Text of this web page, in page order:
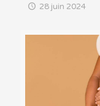
28 juin 2024